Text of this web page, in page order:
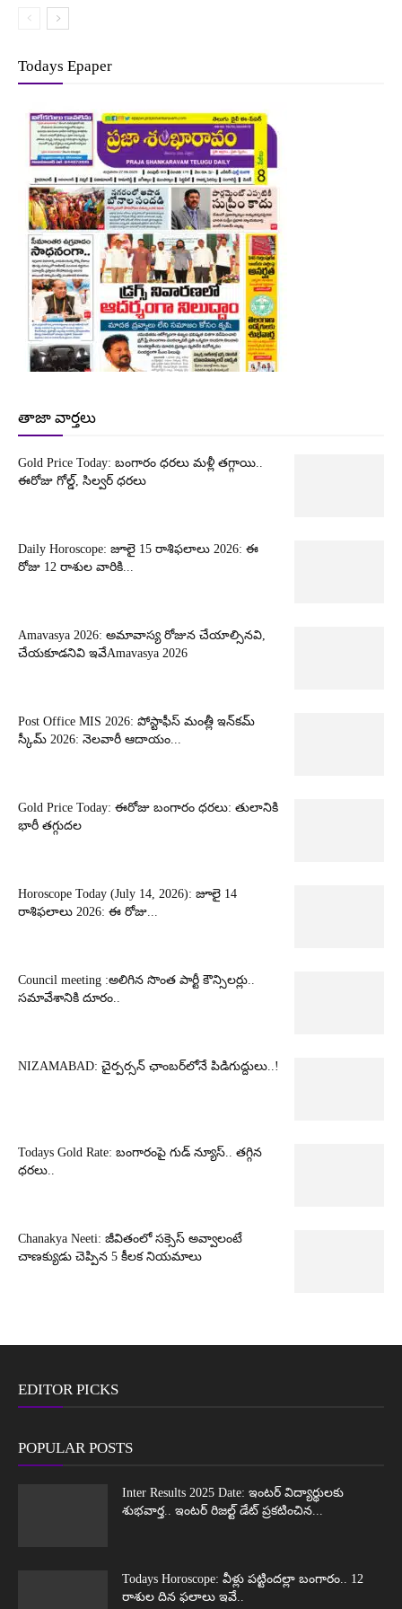
Todays Epaper
తాజా వార్తలు
Gold Price Today: బంగారం ధరలు మళ్లీ తగ్గాయి..
ఈరోజు గోల్డ్, సిల్వర్ ధరలు
Daily Horoscope: జూలై 15 రాశిఫలాలు 2026: ఈ
రోజు 12 రాశుల వారికి...
Amavasya 2026: అమావాస్య రోజున చేయాల్సినవి,
చేయకూడనివి ఇవేAmavasya 2026
Post Office MIS 2026: పోస్టాఫీస్ మంత్లీ ఇన్‌కమ్
స్కీమ్ 2026: నెలవారీ ఆదాయం...
Gold Price Today: ఈరోజు బంగారం ధరలు: తులానికి
భారీ తగ్గుదల
Horoscope Today (July 14, 2026): జూలై 14
రాశిఫలాలు 2026: ఈ రోజు...
Council meeting :అలిగిన సొంత పార్టీ కౌన్సిలర్లు..
సమావేశానికి దూరం..
NIZAMABAD: చైర్పర్సన్ ఛాంబర్‌లోనే పిడిగుద్దులు..!
Todays Gold Rate: బంగారంపై గుడ్ న్యూస్.. తగ్గిన
ధరలు..
Chanakya Neeti: జీవితంలో సక్సెస్ అవ్వాలంటే
చాణక్యుడు చెప్పిన 5 కీలక నియమాలు
EDITOR PICKS
POPULAR POSTS
Inter Results 2025 Date: ఇంటర్ విద్యార్థులకు
శుభవార్త.. ఇంటర్ రిజల్ట్ డేట్ ప్రకటించిన...
Todays Horoscope: వీళ్లు పట్టిందల్లా బంగారం.. 12
రాశుల దిన ఫలాలు ఇవే..